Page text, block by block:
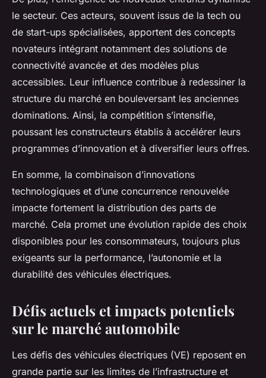
le secteur. Ces acteurs, souvent issus de la tech ou
de start-ups spécialisées, apportent des concepts
novateurs intégrant notamment des solutions de
connectivité avancée et des modèles plus
accessibles. Leur influence contribue à redessiner la
structure du marché en bouleversant les anciennes
dominations. Ainsi, la compétition s’intensifie,
poussant les constructeurs établis à accélérer leurs
programmes d’innovation et à diversifier leurs offres.
En somme, la combinaison d’innovations
technologiques et d’une concurrence renouvelée
impacte fortement la distribution des parts de
marché. Cela promet une évolution rapide des choix
disponibles pour les consommateurs, toujours plus
exigeants sur la performance, l’autonomie et la
durabilité des véhicules électriques.
Défis actuels et impacts potentiels
sur le marché automobile
Les défis des véhicules électriques (VE) reposent en
grande partie sur les limites de l’infrastructure et